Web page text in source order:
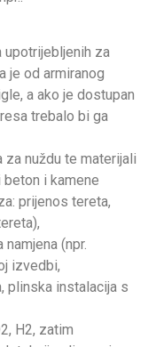
za
je od armiranog
a ako je dostupan
trebalo bi ga
nuždu te materijali
beton i kamene
prijenos tereta,
(npr.
izvedbi,
plinska instalacija s
H2, zatim